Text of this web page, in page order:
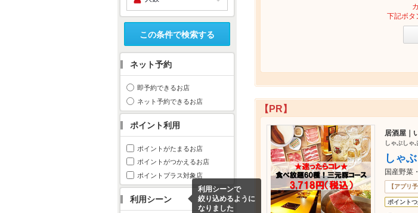
この条件で検索する
ネット予約
即予約できるお店
ネット予約できるお店
ポイント利用
ポイントがたまるお店
ポイントがつかえるお店
ポイントプラス対象店
利用シーン
利用シーンで
絞り込めるように
なりました
下記ボタ
【PR】
居酒屋｜
しゃぶしゃ
しゃ
国産野菜
【アプリ
ポイント